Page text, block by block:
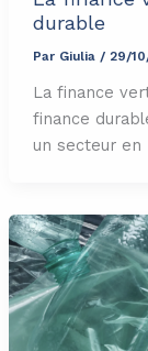
durable
Par Giulia / 29/
La finance
finance
un secteur en